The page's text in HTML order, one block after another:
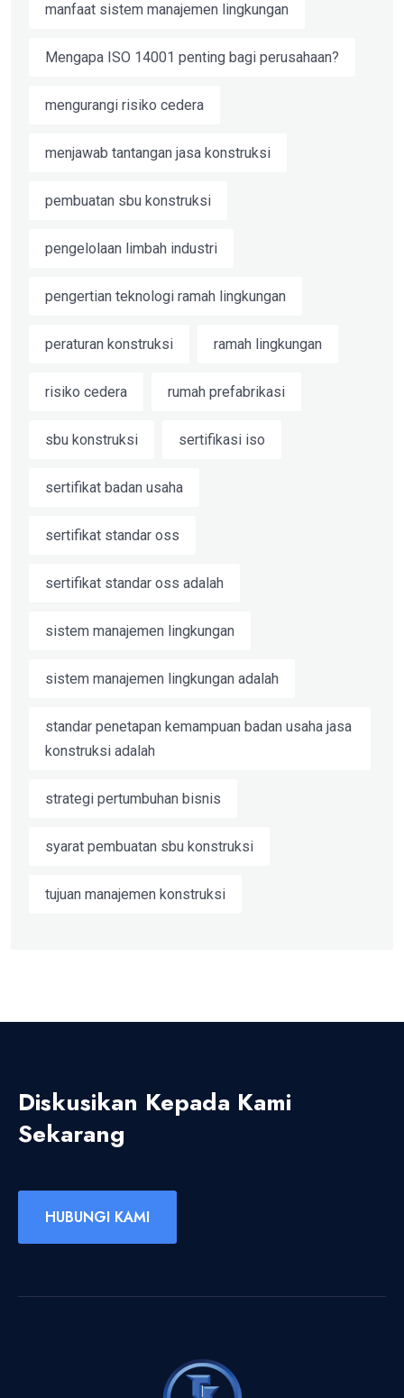
manfaat sistem manajemen lingkungan
Mengapa ISO 14001 penting bagi perusahaan?
mengurangi risiko cedera
menjawab tantangan jasa konstruksi
pembuatan sbu konstruksi
pengelolaan limbah industri
pengertian teknologi ramah lingkungan
peraturan konstruksi ramah lingkungan
risiko cedera rumah prefabrikasi
sbu konstruksi sertifikasi iso
sertifikat badan usaha
sertifikat standar oss
sertifikat standar oss adalah
sistem manajemen lingkungan
sistem manajemen lingkungan adalah
standar penetapan kemampuan badan usaha jasa
konstruksi adalah
strategi pertumbuhan bisnis
syarat pembuatan sbu konstruksi
tujuan manajemen konstruksi
Diskusikan Kepada Kami
Sekarang
HUBUNGI KAMI